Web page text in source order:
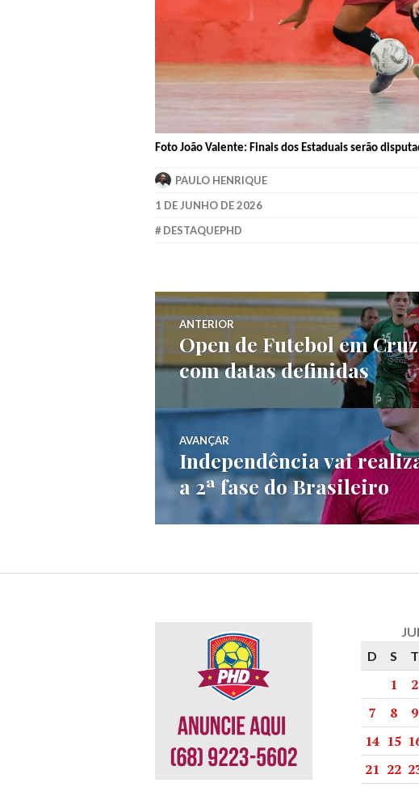
Foto João Valente: Finais dos Estaduais serão
PAULO HENRIQUE
1 DE JUNHO DE 2026
DESTAQUEPHD
ANTERIOR
Open de Futebol em
com datas definidas
AVANÇAR
Independência vai
a 2ª fase do Brasileiro
D
S T
1 2
7
8 9
14 15
21 22